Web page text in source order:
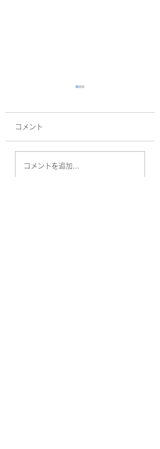
サルスベリ！
コメント
コメントを追加…